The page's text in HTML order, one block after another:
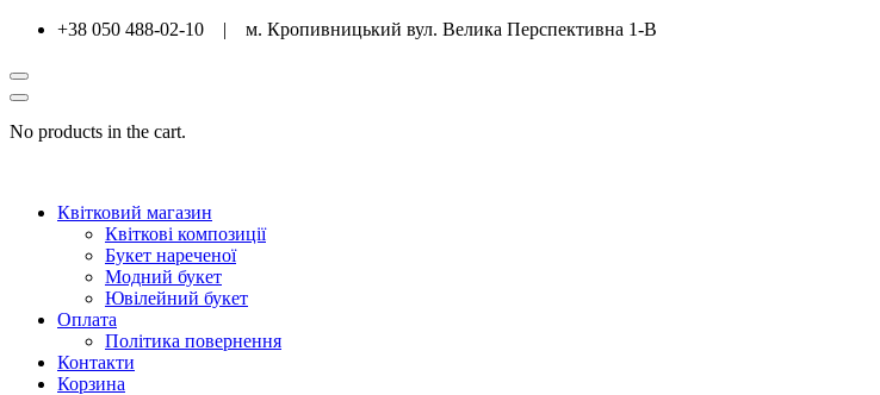
+38 050 488-02-10 | м. Кропивницький вул. Велика Перспективна 1-В
No products in the cart.
Квітковий магазин
Квіткові композиції
Букет нареченої
Модний букет
Ювілейний букет
Оплата
Політика повернення
Контакти
Корзина